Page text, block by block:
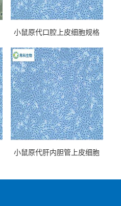
小鼠原代口腔上皮细胞规格
小鼠原代肝内胆管上皮细胞